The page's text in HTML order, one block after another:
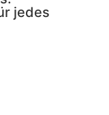
jedes